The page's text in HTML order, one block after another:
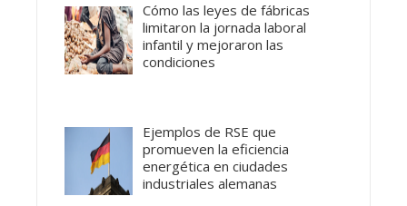
Cómo las leyes de fábricas
limitaron la jornada laboral
infantil y mejoraron las
condiciones
Ejemplos de RSE que
promueven la eficiencia
energética en ciudades
industriales alemanas